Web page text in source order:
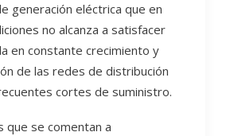
generación eléctrica que en
no alcanza a satisfacer
en constante crecimiento y
de las redes de distribución
cortes de suministro.
que se comentan a